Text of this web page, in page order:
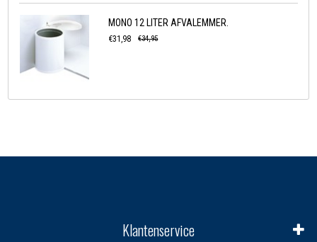
MONO 12 LITER AFVALEMMER.
€31,98 €34,95
Klantenservice